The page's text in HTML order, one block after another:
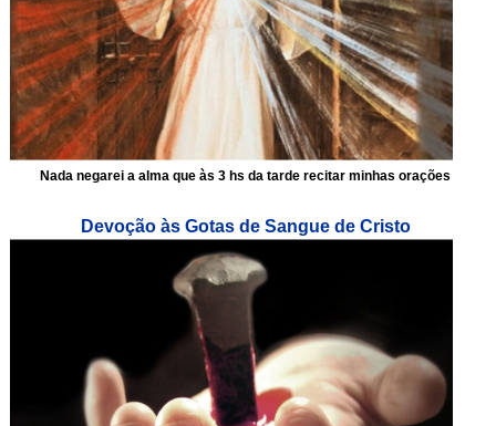
Nada negarei a alma que às 3 hs da tarde recitar minhas orações
Devoção às Gotas de Sangue de Cristo